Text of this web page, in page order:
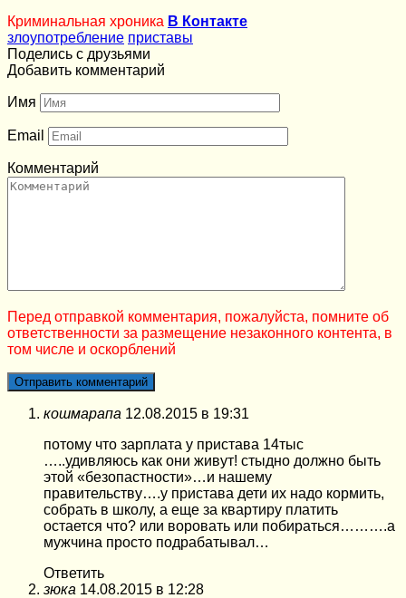
Криминальная хроника В Контакте
злоупотребление приставы
Поделись с друзьями
Добавить комментарий
Имя
Email
Комментарий
Перед отправкой комментария, пожалуйста, помните об
ответственности за размещение незаконного контента, в
том числе и оскорблений
кошмарапа 12.08.2015 в 19:31
потому что зарплата у пристава 14тыс
…..удивляюсь как они живут! стыдно должно быть
этой «безопастности»…и нашему
правительству….у пристава дети их надо кормить,
собрать в школу, а еще за квартиру платить
остается что? или воровать или побираться……….а
мужчина просто подрабатывал…
Ответить
зюка 14.08.2015 в 12:28